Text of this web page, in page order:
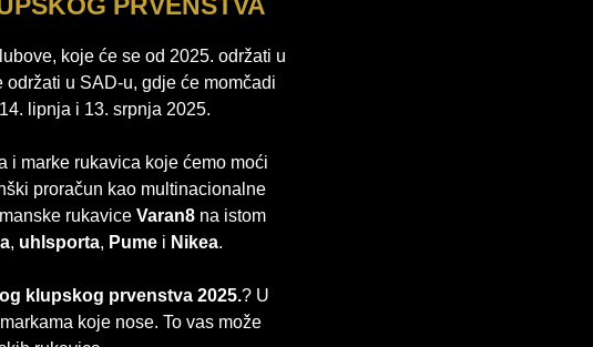
koje će se od 2025. održati u
u SAD-u, gdje će momčadi
lipnja i 13. srpnja 2025.
i marke rukavica koje ćemo moći
proračun kao multinacionalne
rukavice Varan8 na istom
, uhlsporta, Pumei Nikea.
klupskog prvenstva 2025.? U
koje nose. To vas može